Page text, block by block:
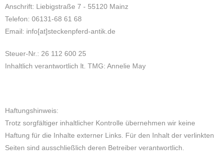
Datenschutzerklärung
Anschrift: Liebigstraße 7 - 55120 Mainz
Telefon: 06131-68 61 68
Email: info[at]steckenpferd-antik.de
Steuer-Nr.: 26 112 600 25
Inhaltlich verantwortlich lt. TMG: Annelie May
Haftungshinweis:
Trotz sorgfältiger inhaltlicher Kontrolle übernehmen wir keine
Haftung für die Inhalte externer Links. Für den Inhalt der verlinkten
Seiten sind ausschließlich deren Betreiber verantwortlich.